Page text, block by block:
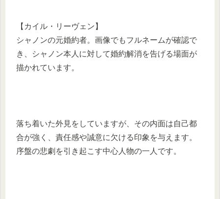
【カイル・リーヴェン】
シャノンの元婚約者。画像でもフルネームが確認で
き、シャノン本人に対して婚約解消を告げる場面が
描かれています。
落ち着いた外見をしていますが、その内面は自己都
合が強く、責任感や誠意に欠ける印象を与えます。
序盤の悲劇を引き起こす中心人物の一人です。